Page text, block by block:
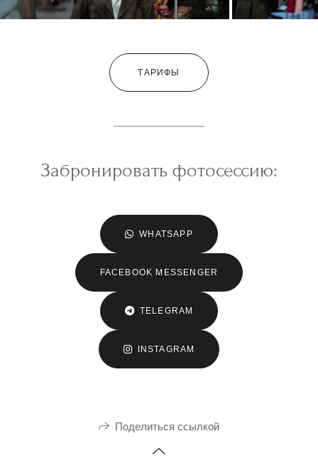
ТАРИФЫ
Забронировать фотосессию:
WHATSAPP
FACEBOOK MESSENGER
TELEGRAM
INSTAGRAM
Поделиться ссылкой